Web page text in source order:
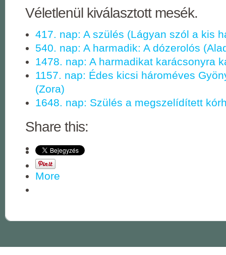
Véletlenül kiválasztott mesék.
417. nap: A szülés (Lágyan szól a kis
540. nap: A harmadik: A dózerolós
1478. nap: A harmadikat karácsonyra
1157. nap: Édes kicsi hároméves
(Zora)
1648. nap: Szülés a megszelídített
Share this:
More